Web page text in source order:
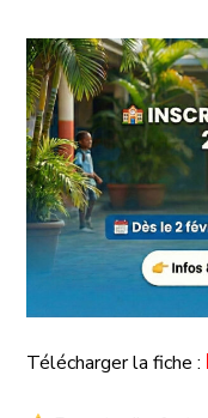
Télécharger la fiche :